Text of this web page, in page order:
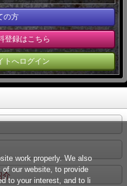
の方
登録はこちら
トへログイン
介
work properly. We also
our website, to provide
to your interest, and to li